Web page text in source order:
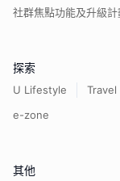
社群焦點功能及升級計
探索
U Lifestyle Travel
e-zone
其他